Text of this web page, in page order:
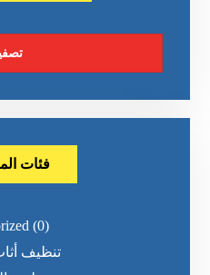
فئات
(0)
تنظيف